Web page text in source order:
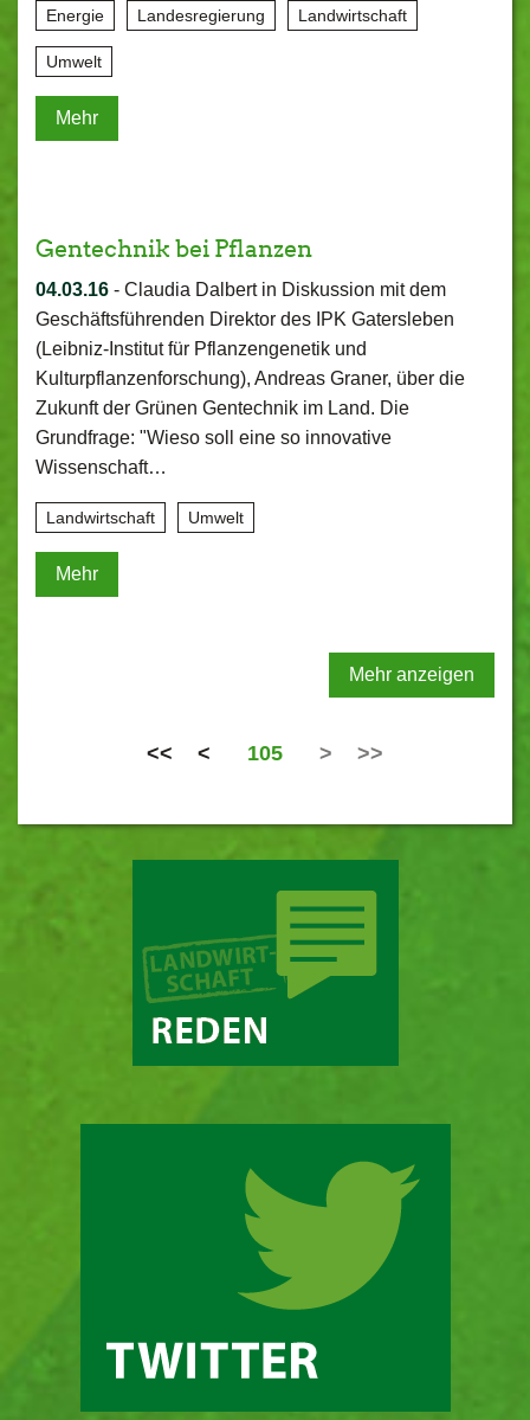
Energie Landesregierung Landwirtschaft
Umwelt
Mehr
Gentechnik bei Pflanzen
04.03.16 - Claudia Dalbert in Diskussion mit dem
Geschäftsführenden Direktor des IPK Gatersleben
(Leibniz-Institut für Pflanzengenetik und
Kulturpflanzenforschung), Andreas Graner, über die
Zukunft der Grünen Gentechnik im Land. Die
Grundfrage: "Wieso soll eine so innovative
Wissenschaft…
Landwirtschaft Umwelt
Mehr
Mehr anzeigen
<< < 105 > >>